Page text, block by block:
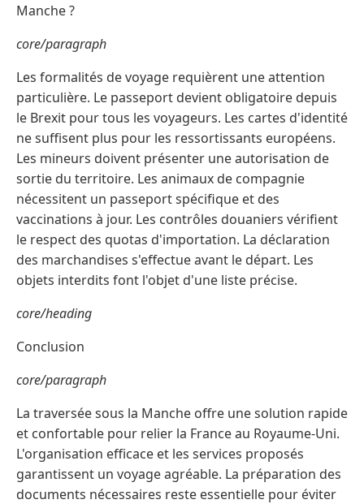
Manche ?
core/paragraph
Les formalités de voyage requièrent une attention
particulière. Le passeport devient obligatoire depuis
le Brexit pour tous les voyageurs. Les cartes d'identité
ne suffisent plus pour les ressortissants européens.
Les mineurs doivent présenter une autorisation de
sortie du territoire. Les animaux de compagnie
nécessitent un passeport spécifique et des
vaccinations à jour. Les contrôles douaniers vérifient
le respect des quotas d'importation. La déclaration
des marchandises s'effectue avant le départ. Les
objets interdits font l'objet d'une liste précise.
core/heading
Conclusion
core/paragraph
La traversée sous la Manche offre une solution rapide
et confortable pour relier la France au Royaume-Uni.
L'organisation efficace et les services proposés
garantissent un voyage agréable. La préparation des
documents nécessaires reste essentielle pour éviter